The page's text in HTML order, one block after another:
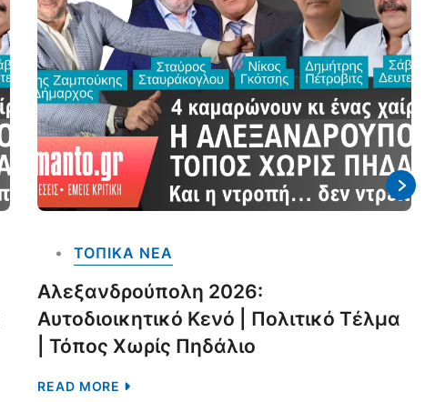
ΤΟΠΙΚΑ NEA
Αλεξανδρούπολη 2026:
Αυτοδιοικητικό Κενό | Πολιτικό Τέλμα
| Τόπος Χωρίς Πηδάλιο
READ MORE